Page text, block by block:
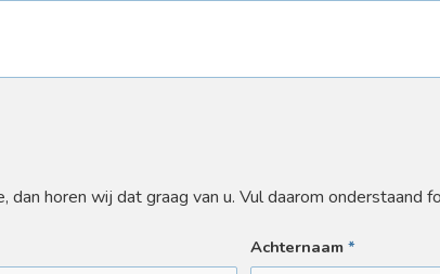
horen wij dat graag van u. Vul daarom onderstaand
Achternaam*